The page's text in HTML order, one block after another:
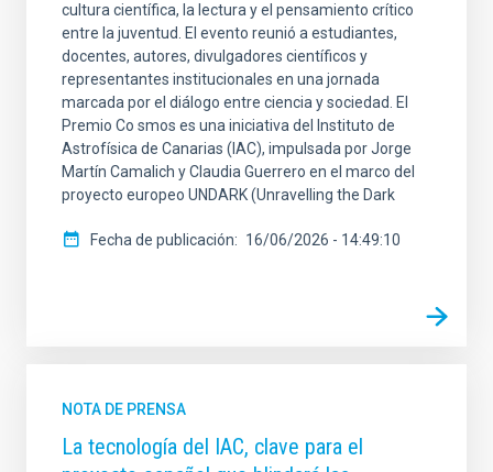
cultura científica, la lectura y el pensamiento crítico
entre la juventud. El evento reunió a estudiantes,
docentes, autores, divulgadores científicos y
representantes institucionales en una jornada
marcada por el diálogo entre ciencia y sociedad. El
Premio Co smos es una iniciativa del Instituto de
Astrofísica de Canarias (IAC), impulsada por Jorge
Martín Camalich y Claudia Guerrero en el marco del
proyecto europeo UNDARK (Unravelling the Dark
Fecha de publicación 16/06/2026 - 14:49:10
NOTA DE PRENSA
La tecnología del IAC, clave para el